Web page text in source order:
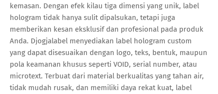
kemasan. Dengan efek kilau tiga dimensi yang unik, label
hologram tidak hanya sulit dipalsukan, tetapi juga
memberikan kesan eksklusif dan profesional pada produk
Anda. Djogjalabel menyediakan label hologram custom
yang dapat disesuaikan dengan logo, teks, bentuk, maupun
pola keamanan khusus seperti VOID, serial number, atau
microtext. Terbuat dari material berkualitas yang tahan air,
tidak mudah rusak, dan memiliki daya rekat kuat, label